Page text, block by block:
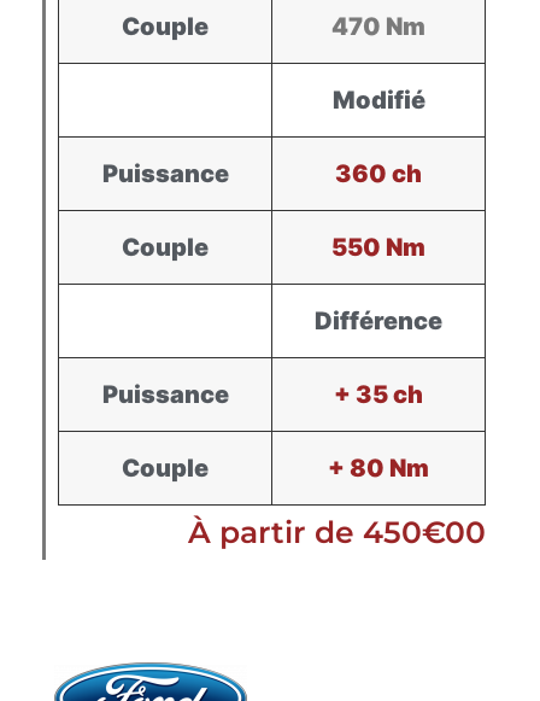
Couple 470 Nm
Modifié
Puissance 360 ch
Couple 550 Nm
Différence
Puissance + 35 ch
Couple + 80 Nm
À partir de 450€00